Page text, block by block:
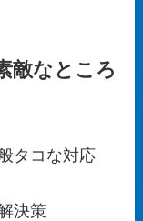
敵なところ
タコな対応
決策